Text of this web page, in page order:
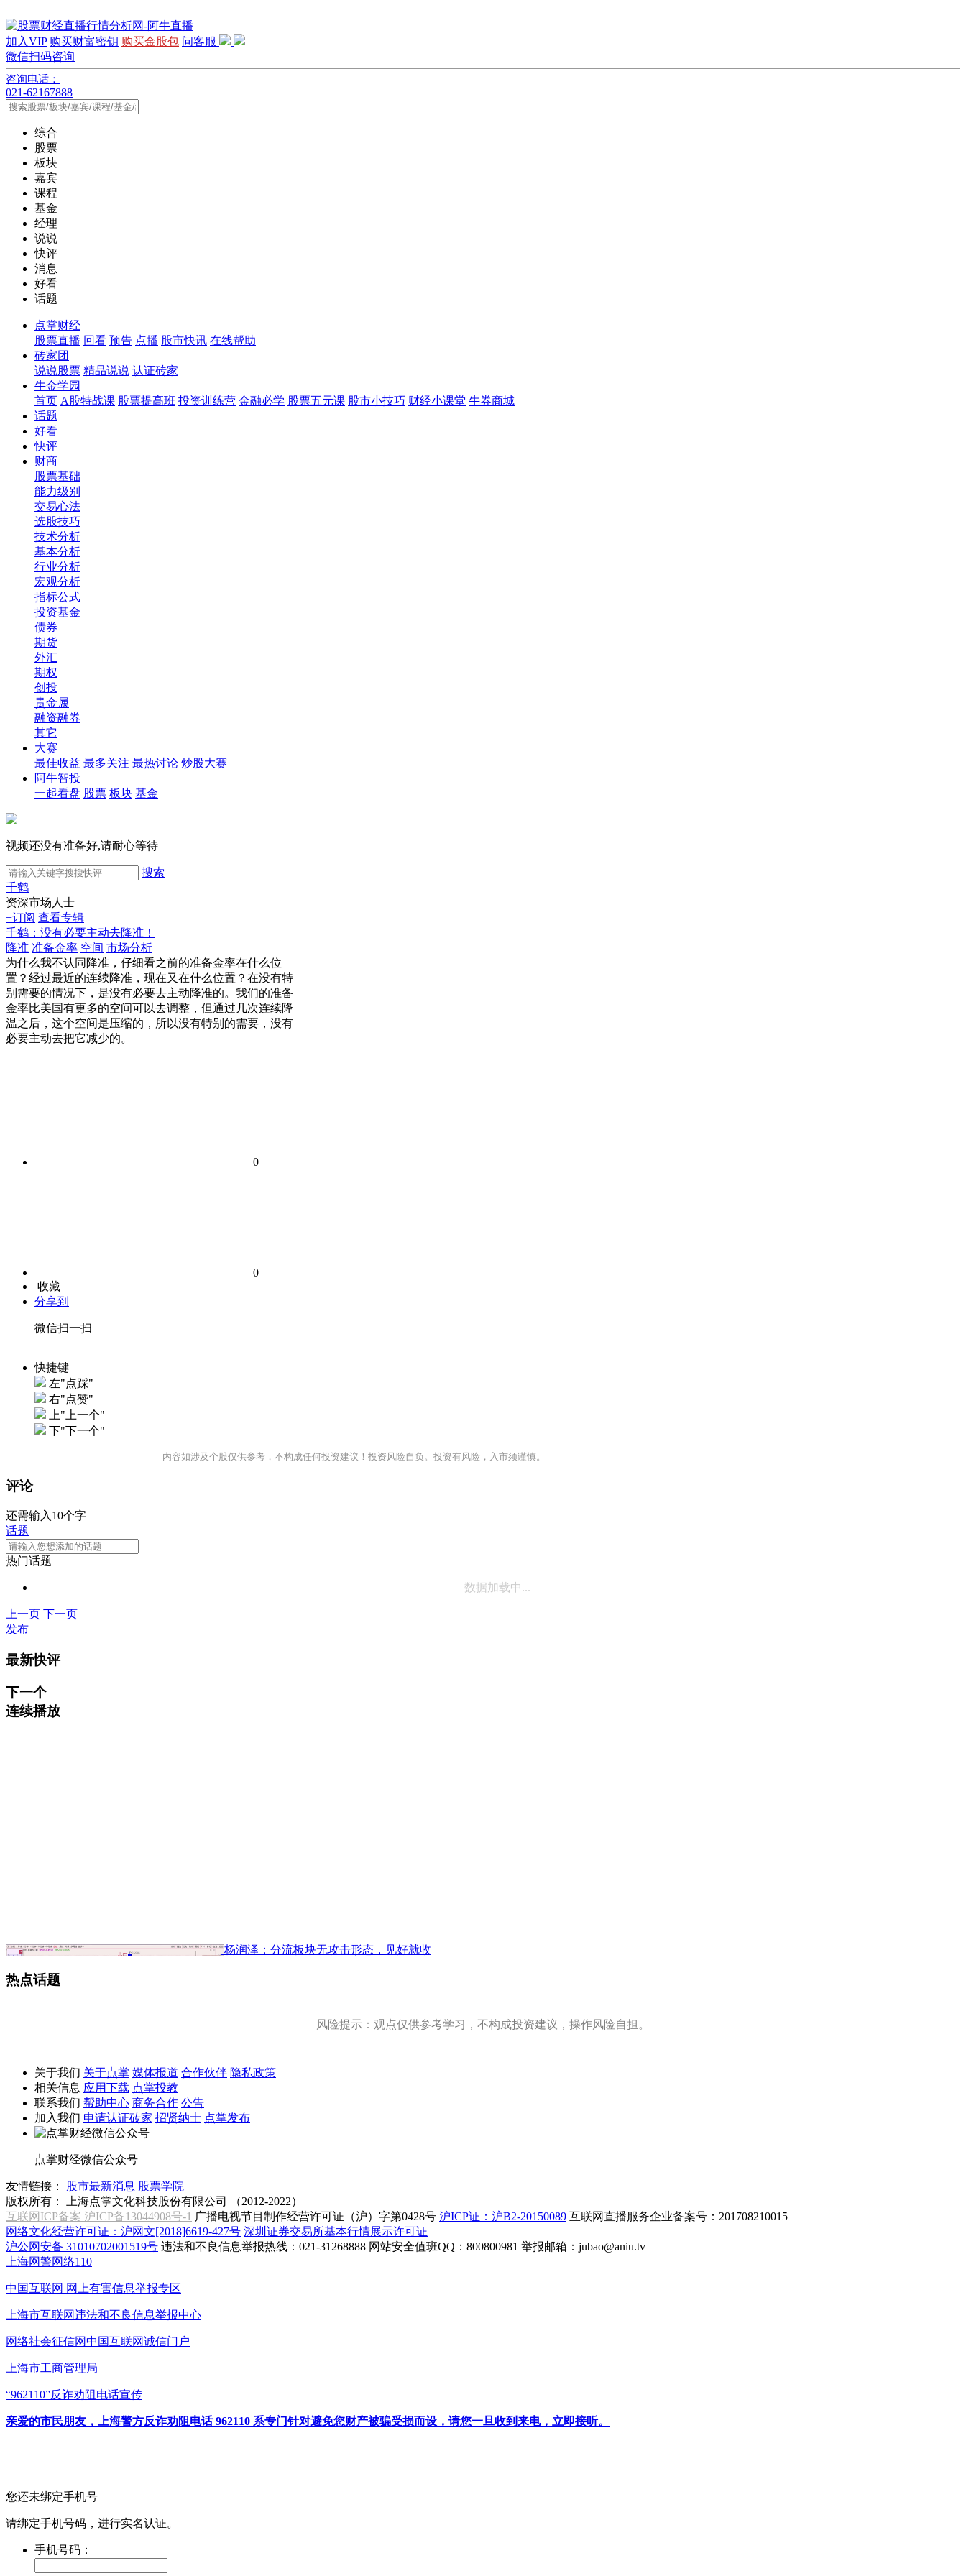
加入VIP 购买财富密钥 购买金股包 问客服
微信扫码咨询
咨询电话：
021-62167888
综合
股票
板块
嘉宾
课程
基金
经理
说说
快评
消息
好看
话题
点掌财经
股票直播 回看 预告 点播 股市快讯 在线帮助
砖家团
说说股票 精品说说 认证砖家
牛金学园
首页 A股特战课 股票提高班 投资训练营 金融必学 股票五元课 股市小技巧 财经小课堂 牛券商城
话题
好看
快评
财商
股票基础
能力级别
交易心法
选股技巧
技术分析
基本分析
行业分析
宏观分析
指标公式
投资基金
债券
期货
外汇
期权
创投
贵金属
融资融券
其它
大赛
最佳收益 最多关注 最热讨论 炒股大赛
阿牛智投
一起看盘 股票 板块 基金
视频还没有准备好,请耐心等待
搜索
千鹤
资深市场人士
+订阅 查看专辑
千鹤：没有必要主动去降准！
降准 准备金率 空间 市场分析
为什么我不认同降准，仔细看之前的准备金率在什么位
置？经过最近的连续降准，现在又在什么位置？在没有特
别需要的情况下，是没有必要去主动降准的。我们的准备
金率比美国有更多的空间可以去调整，但通过几次连续降
温之后，这个空间是压缩的，所以没有特别的需要，没有
必要主动去把它减少的。
0
0
收藏
分享到
微信扫一扫
快捷键
左"点踩"
右"点赞"
上"上一个"
下"下一个"
内容如涉及个股仅供参考，不构成任何投资建议！投资风险自负。投资有风险，入市须谨慎。
评论
还需输入10个字
话题
热门话题
数据加载中...
上一页 下一页
发布
最新快评
下一个
连续播放
杨润泽：分流板块无攻击形态，见好就收
热点话题
风险提示：观点仅供参考学习，不构成投资建议，操作风险自担。
关于我们 关于点掌 媒体报道 合作伙伴 隐私政策
相关信息 应用下载 点掌投教
联系我们 帮助中心 商务合作 公告
加入我们 申请认证砖家 招贤纳士 点掌发布
点掌财经微信公众号
友情链接： 股市最新消息 股票学院
版权所有：
上海点掌文化科技股份有限公司 （2012-2022）
互联网ICP备案 沪ICP备13044908号-1 广播电视节目制作经营许可证（沪）字第0428号 沪ICP证：沪B2-20150089 互联网直播服务企业备案号：201708210015
网络文化经营许可证：沪网文[2018]6619-427号 深圳证券交易所基本行情展示许可证
沪公网安备 31010702001519号 违法和不良信息举报热线：021-31268888 网站安全值班QQ：800800981 举报邮箱： jubao@aniu.tv
上海网警网络110
中国互联网 网上有害信息举报专区
上海市互联网违法和不良信息举报中心
网络社会征信网中国互联网诚信门户
上海市工商管理局
“962110”反诈劝阻电话宣传
亲爱的市民朋友，上海警方反诈劝阻电话 962110 系专门针对避免您财产被骗受损而设，请您一旦收到来电，立即接听。
您还未绑定手机号
请绑定手机号码，进行实名认证。
手机号码：